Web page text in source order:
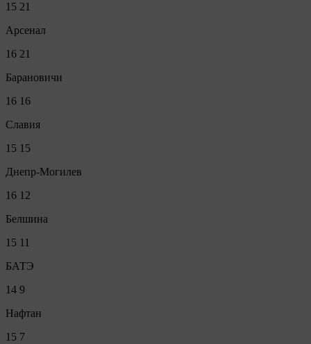
15 21
Арсенал
16 21
Барановичи
16 16
Славия
15 15
Днепр-Могилев
16 12
Белшина
15 11
БАТЭ
14 9
Нафтан
15 7